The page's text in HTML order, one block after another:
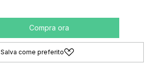
Compra ora
Salva come preferito